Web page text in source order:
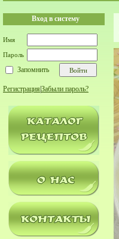
Вход в систему
Имя
Пароль
Запомнить
Регистрация Забыли пароль?